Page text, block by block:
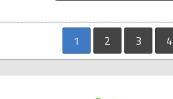
1 2 3 4